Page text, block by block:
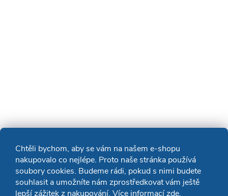
Chtěli bychom, aby se vám na našem e-shopu
nakupovalo co nejlépe. Proto naše stránka používá
soubory cookies. Budeme rádi, pokud s nimi budete
souhlasit a umožníte nám zprostředkovat vám ještě
lepší zážitek z nakupování. Více informacízde.